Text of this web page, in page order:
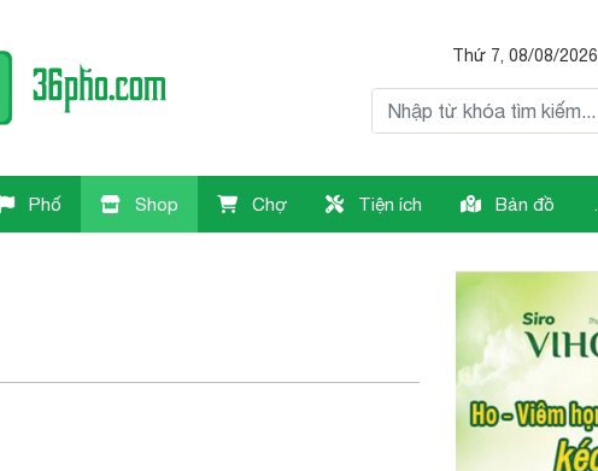
Thứ 7, 08/08/2026
Phố Shop Chợ Tiện ích Bản đồ .